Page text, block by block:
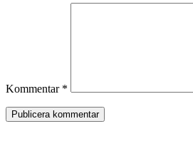
Kommentar *